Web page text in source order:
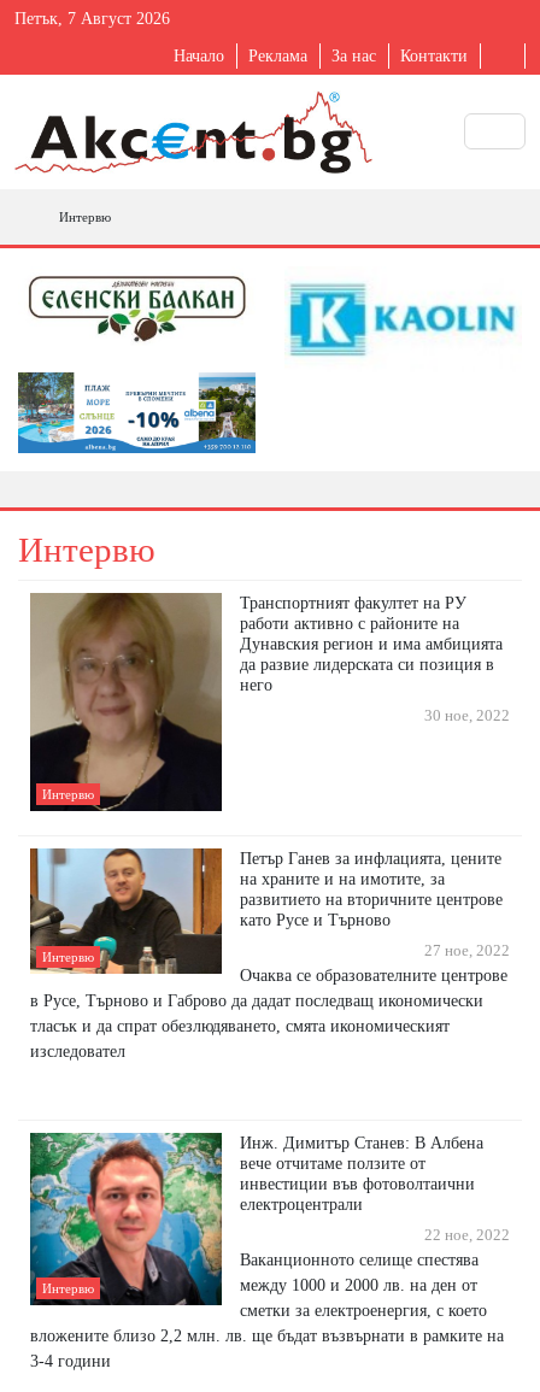
Петък, 7 Август 2026
Начало Реклама За нас Контакти
Интервю
Интервю
Интервю
Транспортният факултет на РУ
работи активно с районите на
Дунавския регион и има амбицията
да развие лидерската си позиция в
него
30 ное, 2022
Интервю
Петър Ганев за инфлацията, цените
на храните и на имотите, за
развитието на вторичните центрове
като Русе и Търново
27 ное, 2022
Очаква се образователните центрове
в Русе, Търново и Габрово да дадат последващ икономически
тласък и да спрат обезлюдяването, смята икономическият
изследовател
Интервю
Инж. Димитър Станев: В Албена
вече отчитаме ползите от
инвестиции във фотоволтаични
електроцентрали
22 ное, 2022
Ваканционното селище спестява
между 1000 и 2000 лв. на ден от
сметки за електроенергия, с което
вложените близо 2,2 млн. лв. ще бъдат възвърнати в рамките на
3-4 години